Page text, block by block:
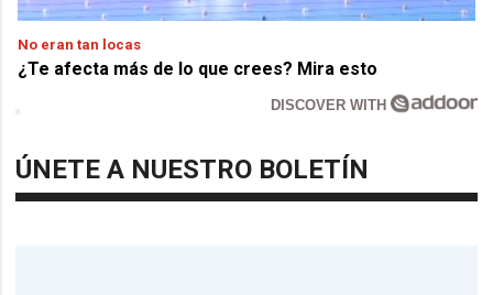
No eran tan locas
¿Te afecta más de lo que crees? Mira esto
DISCOVER WITH
ÚNETE A NUESTRO BOLETÍN